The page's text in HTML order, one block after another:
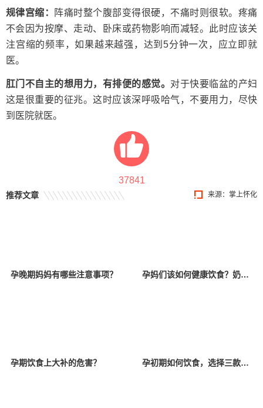
规律宫缩：
阵痛时整个腹部变得很硬，不痛时则很软。疼痛
不会因为按摩、走动、卧床或药物影响而减轻。此时应该关
注宫缩的频率，如果越来越强，达到5分钟一次，应立即就
医。
肛门不自主的想用力，有排便的感觉。 对于快要临盆的产妇
这是很重要的征兆。这时应该深呼吸哈气，不要用力，尽快
到医院就医。
37841
来源：掌上怀化
推荐文章
孕晚期妈妈有哪些注意事项？ 孕妈们该如何健康饮食？奶类篇 | 贤医健康说
孕期饮食上大补的危害？ 孕初期如何饮食，选择三款家常食谱